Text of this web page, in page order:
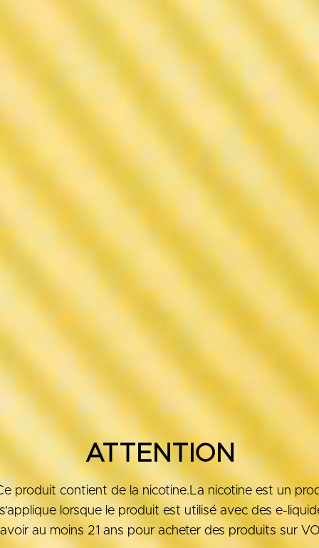
ATTENTION
produit contient de la nicotine.La nicotine est un
lorsque le produit est utilisé avec des e-
au moins 21 ans pour acheter des produits sur